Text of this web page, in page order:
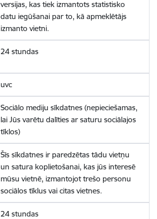
versijas, kas tiek izmantots statistisko
datu iegūšanai par to, kā apmeklētājs
izmanto vietni.
24 stundas
uvc
Sociālo mediju sīkdatnes (nepieciešamas,
lai Jūs varētu dalīties ar saturu sociālajos
tīklos)
Šīs sīkdatnes ir paredzētas tādu vietņu
un satura koplietošanai, kas jūs interesē
mūsu vietnē, izmantojot trešo personu
sociālos tīklus vai citas vietnes.
24 stundas